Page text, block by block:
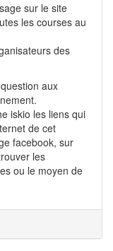
sur le site
les courses au
des
aux
iskio les liens qui
de cet
facebook, sur
les
ou le moyen de